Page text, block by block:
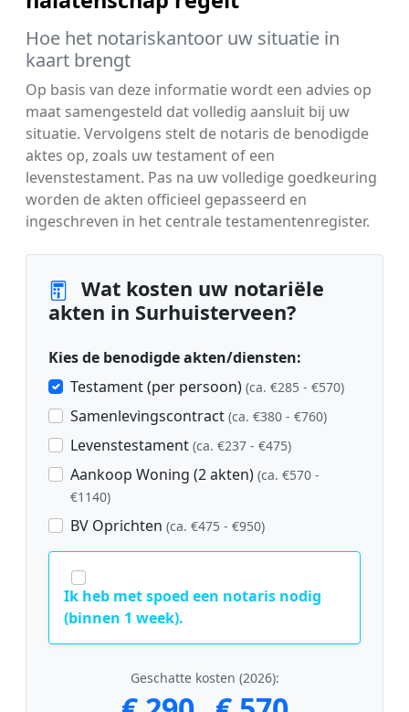
Hoe het notariskantoor uw situatie in
kaart brengt
Op basis van deze informatie wordt een advies op
maat samengesteld dat volledig aansluit bij uw
situatie. Vervolgens stelt de notaris de benodigde
aktes op, zoals uw testament of een
levenstestament. Pas na uw volledige goedkeuring
worden de akten officieel gepasseerd en
ingeschreven in het centrale testamentenregister.
Wat kosten uw notariële
akten in Surhuisterveen?
Kies de benodigde akten/diensten:
Testament (per persoon) (ca. €285 - €570)
Samenlevingscontract (ca. €380 - €760)
Levenstestament (ca. €237 - €475)
Aankoop Woning (2 akten) (ca. €570 -
€1140)
BV Oprichten (ca. €475 - €950)
Ik heb met spoed een notaris nodig
(binnen 1 week).
Geschatte kosten (2026):